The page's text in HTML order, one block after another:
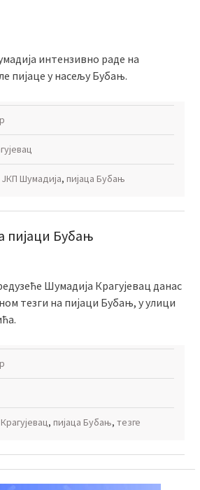
интензивно раде на
пијаце у насељу Бубањ.
ЈКП Шумадија, пијаца Бубањ
пијаци Бубањ
Шумадија Крагујевац данас
тезги на пијаци Бубањ, у улици
Крагујевац, пијаца Бубањ, тезге